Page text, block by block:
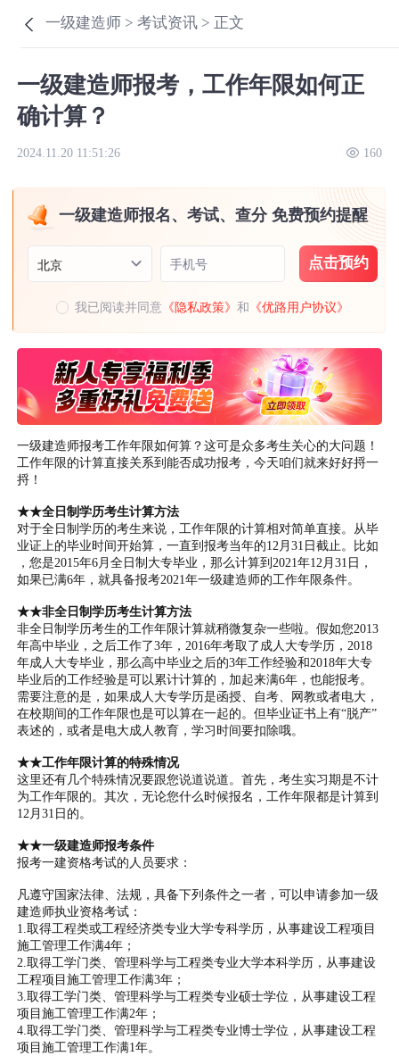
一级建造师 >考试资讯 > 正文
一级建造师报考，工作年限如何正
确计算？
2024.11.20 11:51:26 160
一级建造师报名、考试、查分 免费预约提醒
北京 手机号 点击预约
我已阅读并同意 《隐私政策》和 《优路用户协议》
一级建造师报考工作年限如何算？这可是众多考生关心的大问题！
工作年限的计算直接关系到能否成功报考，今天咱们就来好好捋一
捋！
★★全日制学历考生计算方法
对于全日制学历的考生来说，工作年限的计算相对简单直接。从毕
业证上的毕业时间开始算，一直到报考当年的12月31日截止。比如
，您是2015年6月全日制大专毕业，那么计算到2021年12月31日，
如果已满6年，就具备报考2021年一级建造师的工作年限条件。
★★非全日制学历考生计算方法
非全日制学历考生的工作年限计算就稍微复杂一些啦。假如您2013
年高中毕业，之后工作了3年，2016年考取了成人大专学历，2018
年成人大专毕业，那么高中毕业之后的3年工作经验和2018年大专
毕业后的工作经验是可以累计计算的，加起来满6年，也能报考。
需要注意的是，如果成人大专学历是函授、自考、网教或者电大，
在校期间的工作年限也是可以算在一起的。但毕业证书上有“脱产”
表述的，或者是电大成人教育，学习时间要扣除哦。
★★工作年限计算的特殊情况
这里还有几个特殊情况要跟您说道说道。首先，考生实习期是不计
为工作年限的。其次，无论您什么时候报名，工作年限都是计算到
12月31日的。
★★一级建造师报考条件
报考一建资格考试的人员要求：
凡遵守国家法律、法规，具备下列条件之一者，可以申请参加一级
建造师执业资格考试：
1.取得工程类或工程经济类专业大学专科学历，从事建设工程项目
施工管理工作满4年；
2.取得工学门类、管理科学与工程类专业大学本科学历，从事建设
工程项目施工管理工作满3年；
3.取得工学门类、管理科学与工程类专业硕士学位，从事建设工程
项目施工管理工作满2年；
4.取得工学门类、管理科学与工程类专业博士学位，从事建设工程
项目施工管理工作满1年。